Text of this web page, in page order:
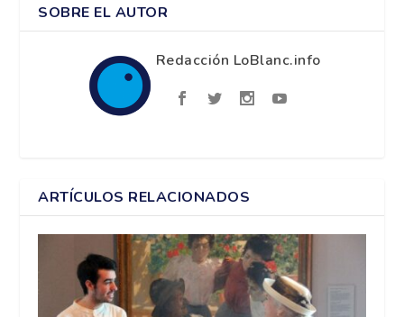
SOBRE EL AUTOR
Redacción LoBlanc.info
ARTÍCULOS RELACIONADOS